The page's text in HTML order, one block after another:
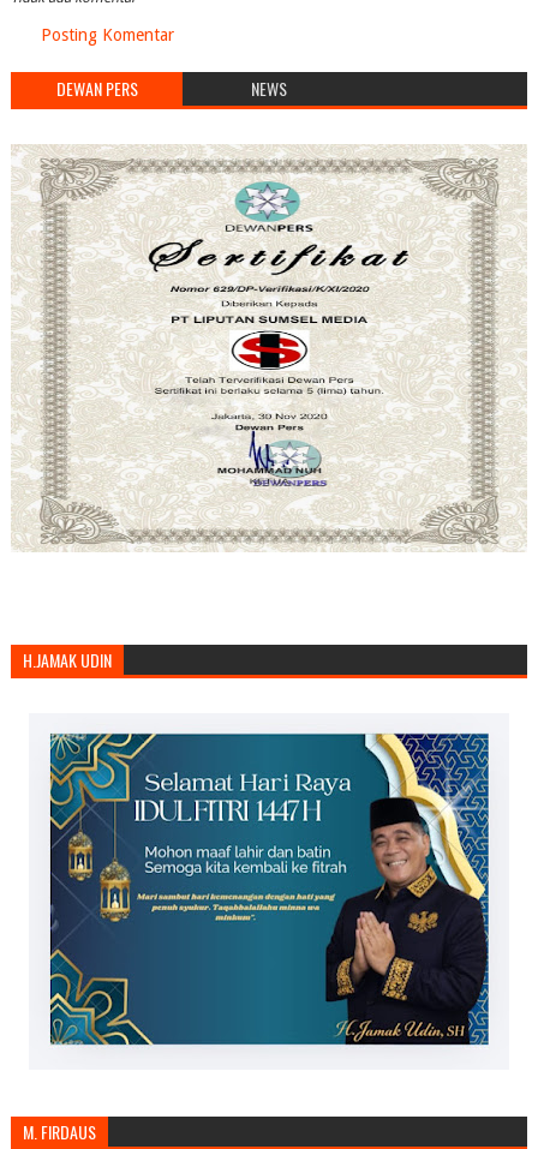
Posting Komentar
DEWAN PERS NEWS
H.JAMAK UDIN
M. FIRDAUS